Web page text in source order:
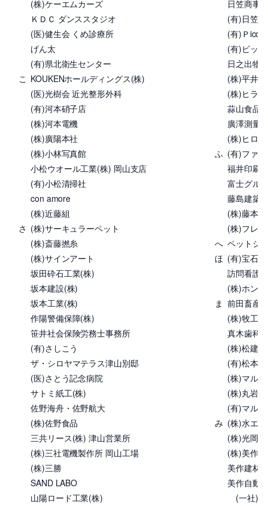
(株)ケーエムカーズ
日笠商事(
ＫＤＣ ダンススタジオ
(有)日笠
(医)健生会 くめ診療所
(有)Ｐico
げん太
(有)ビッ
(有)県北衛生センター
日之出物
こ KOUKENホールディングス(株)
(株)平井組
(医)光樹会 近光整形外科
(株)ヒラ
(有)河本硝子店
蒜山食品
(株)河本電機
廣澤測量
(株)廣陽本社
(株)ヒロタ
(株)小林写真館
ふ (有)ファ
小松ウオール工業(株) 岡山支店
福井印刷(
(有)小松清掃社
富士グル
con amore
藤島建築
(株)近藤組
(株)藤本
さ (株)サーキュラーペット
(株)フレ
(株)斎藤撚糸
へ ペットシ
(株)サインアート
ほ (有)宝石
坂田砕石工業(株)
訪問看護
坂本建設(株)
(株)ホン
坂本工業(株)
ま 前田畜産
作陽警備保障(株)
(株)牧工
笹井社会保険労務士事務所
真木歯科
(有)さしこう
(株)松建
ザ・シロヤマテラス津山別邸
(有)松本
(医)さとう記念病院
(株)マルイ
サトミ紙工(株)
(株)丸岩
佐野海舟・佐野航大
(有)マル
(株)佐野食品
み (株)水エ
三共リース(株) 津山営業所
(株)光岡
(株)三社電機製作所 岡山工場
(株)美作
(株)三勝
美作建材(
SAND LABO
美作自動
山陽ロード工業(株)
(一社)岡